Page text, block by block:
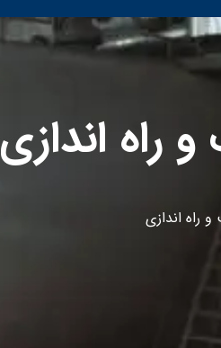
اندازی
راه اندازی